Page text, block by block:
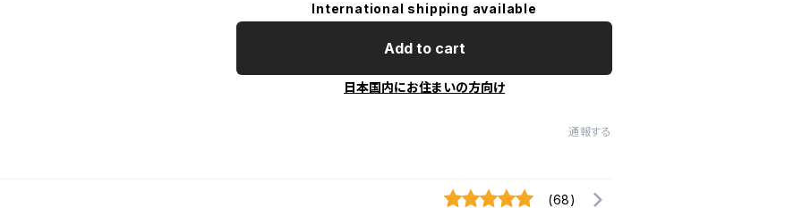
International shipping available
Add to cart
日本国内にお住まいの方向け
通報する
(68)